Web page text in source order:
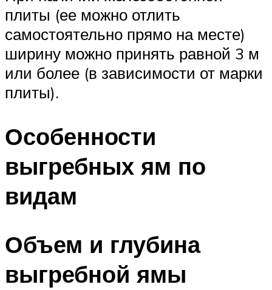
плиты (ее можно отлить
самостоятельно прямо на месте)
ширину можно принять равной 3 м
или более (в зависимости от марки
плиты).
Особенности
выгребных ям по
видам
Объем и глубина
выгребной ямы